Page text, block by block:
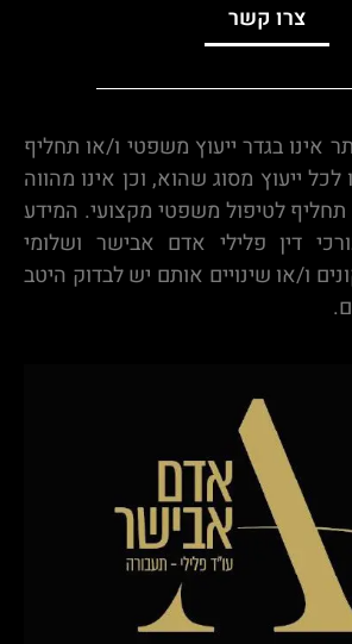
צרו קשר
אינו בגדר ייעוץ משפטי ו/או תחליף
ייעוץ מסוג שהוא, וכן אינו מהווה
לטיפול משפטי מקצועי. המידע
דין פלילי אדם אבישר ושלומי
ו/או שינויים אותם יש לבדוק היטב